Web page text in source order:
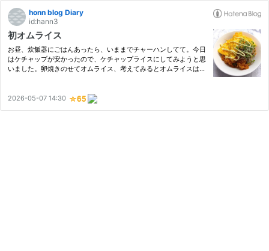
honn blog Diary
id:hann3
初オムライス
お昼、炊飯器にごはんあったら、いままでチャーハンしてて。今日
はケチャップが安かったので、ケチャップライスにしてみようと思
いました。卵焼きのせてオムライス、考えてみるとオムライスは作
う…
2026-05-07 14:30